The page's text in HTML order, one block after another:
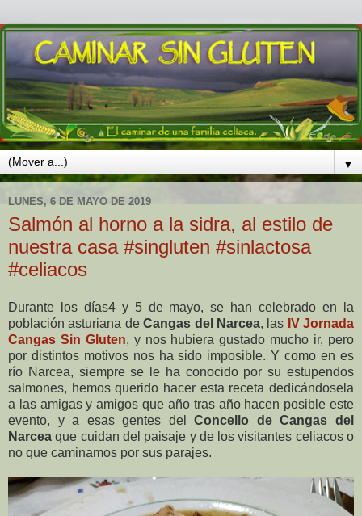
▼
LUNES, 6 DE MAYO DE 2019
Salmón al horno a la sidra, al estilo de
nuestra casa #singluten #sinlactosa
#celiacos
Durante los días4 y 5 de mayo, se han celebrado en la
población asturiana deCangas del Narcea, las IV Jornada
Cangas Sin Gluten, y nos hubiera gustado mucho ir, pero
por distintos motivos nos ha sido imposible. Y como en es
río Narcea, siempre se le ha conocido por su estupendos
salmones, hemos querido hacer esta receta dedicándosela
a las amigas y amigos que año tras año hacen posible este
evento, y a esas gentes delConcello de Cangas del
Narcea que cuidan del paisaje y de los visitantes celiacos o
no que caminamos por sus parajes.